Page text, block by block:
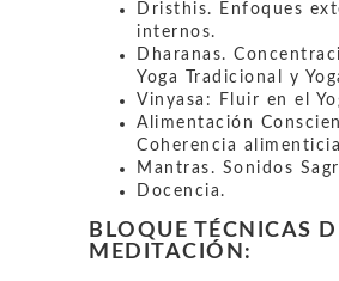
Dristhis. Enfoques
internos.
Dharanas.
Yoga Tradicional y
Vinyasa: Fluir en el
Alimentación
Coherencia
Mantras. Sonidos
Docencia.
BLOQUE TÉCNICAS
MEDITACIÓN: